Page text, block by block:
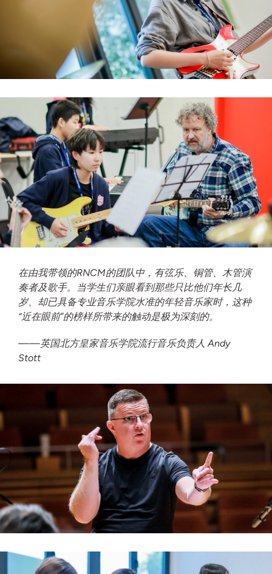
在由我带领的RNCM的团队中，有弦乐、铜管、木管演
奏者及歌手。当学生们亲眼看到那些只比他们年长几
岁、却已具备专业音乐学院水准的年轻音乐家时，这种
“近在眼前”的榜样所带来的触动是极为深刻的。
——英国北方皇家音乐学院流行音乐负责人 Andy
Stott